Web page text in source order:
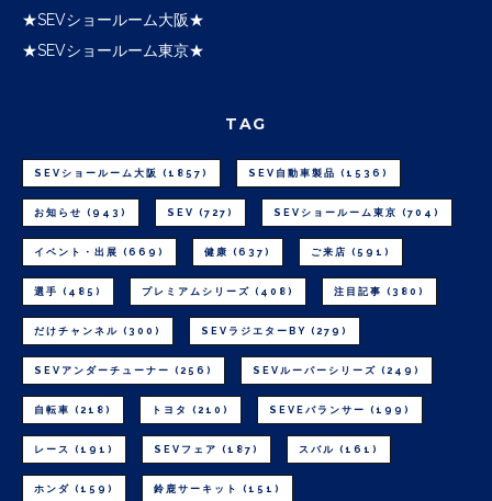
★SEVショールーム大阪★
★SEVショールーム東京★
TAG
SEVショールーム大阪 (1857) SEV自動車製品 (1536)
お知らせ (943) SEV (727) SEVショールーム東京 (704)
イベント・出展 (669) 健康 (637) ご来店 (591)
選手 (485) プレミアムシリーズ (408) 注目記事 (380)
だけチャンネル (300) SEVラジエターBY (279)
SEVアンダーチューナー (256) SEVルーパーシリーズ (249)
自転車 (218) トヨタ (210) SEVEバランサー (199)
レース (191) SEVフェア (187) スバル (161)
ホンダ (159) 鈴鹿サーキット (151)